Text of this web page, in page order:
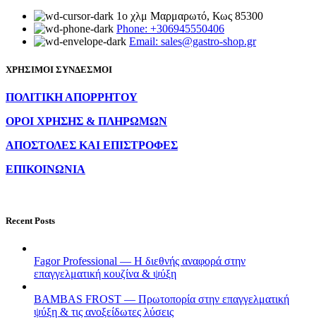
1ο χλμ Μαρμαρωτό, Κως 85300
Phone: +306945550406
Email: sales@gastro-shop.gr
ΧΡΗΣΙΜΟΙ ΣΥΝΔΕΣΜΟΙ
ΠΟΛΙΤΙΚΗ ΑΠΟΡΡΗΤΟΥ
ΟΡΟΙ ΧΡΗΣΗΣ & ΠΛΗΡΩΜΩΝ
ΑΠΟΣΤΟΛΕΣ ΚΑΙ ΕΠΙΣΤΡΟΦΕΣ
ΕΠΙΚΟΙΝΩΝΙΑ
Recent Posts
Fagor Professional — Η διεθνής αναφορά στην
επαγγελματική κουζίνα & ψύξη
BAMBAS FROST — Πρωτοπορία στην επαγγελματική
ψύξη & τις ανοξείδωτες λύσεις